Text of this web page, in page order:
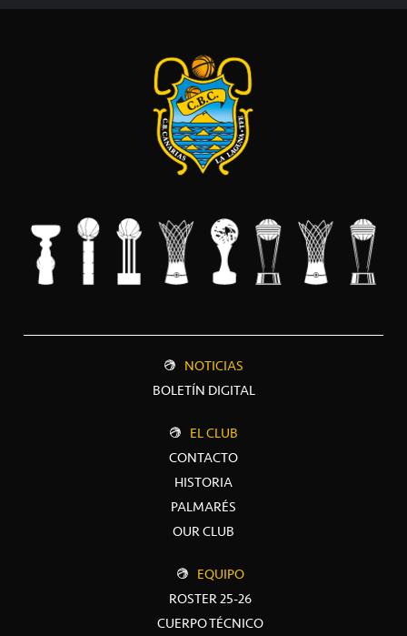
NOTICIAS
BOLETÍN DIGITAL
EL CLUB
CONTACTO
HISTORIA
PALMARÉS
OUR CLUB
EQUIPO
ROSTER 25-26
CUERPO TÉCNICO